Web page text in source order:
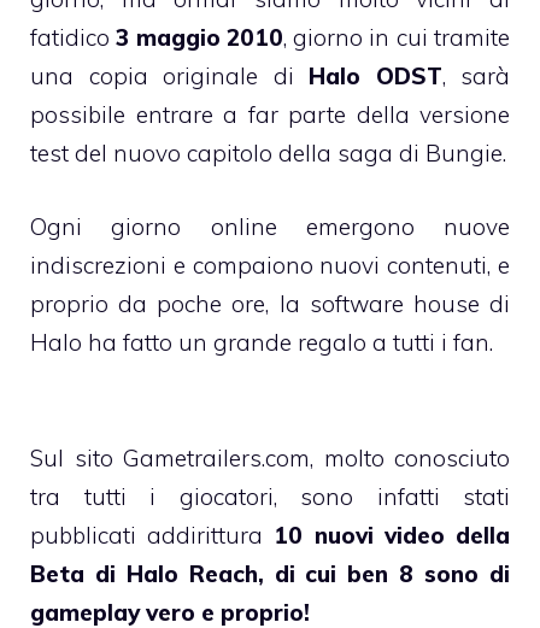
fatidico3 maggio 2010, giorno in cui tramite
una copia originale di Halo ODST, sarà
possibile entrare a far parte della versione
test del nuovo capitolo della saga di Bungie.
Ogni giorno online emergono nuove
indiscrezioni e compaiono nuovi contenuti, e
proprio da poche ore, la software house di
Halo ha fatto un grande regalo a tutti i fan.
Sul sito Gametrailers.com, molto conosciuto
tra tutti i giocatori, sono infatti stati
pubblicati addirittura 10 nuovi video della
Beta di Halo Reach, di cui ben 8 sono di
gameplay vero e proprio!